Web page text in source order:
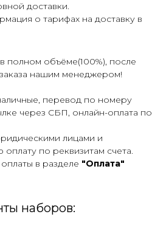
доставки.
о тарифах на доставку в
полном объёме(100%), после
нашим менеджером!
перевод по номеру
через СБП, онлайн-оплата по
лицами и
по реквизитам счета.
в разделе "Оплата"
наборов: